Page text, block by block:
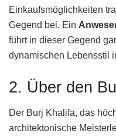
Einkaufsmöglichkeiten
Gegend bei. Ein
führt in dieser Gegend
dynamischen Lebensstil
2. Über den
Der Burj Khalifa, das
architektonische